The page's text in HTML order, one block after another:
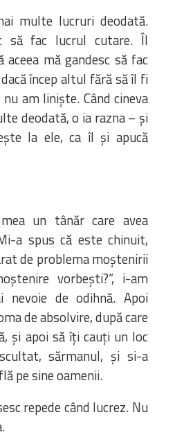
viața „familiei”
Episcopului
Lunii
multe lucruri deodată.
să fac lucrul cutare. Îl
mă gandesc să fac
încep altul fără să îl fi
am linişte. Când cineva
deodată, o ia razna – şi
la ele, ca îl şi apucă
un tânăr care avea
a spus că este chinuit,
de problema moştenirii
vorbeşti?“, i-am
nevoie de odihnă. Apoi
de absolvire, după care
şi apoi să îţi cauţi un loc
sărmanul, şi si-a
pe sine oamenii.
repede când lucrez. Nu